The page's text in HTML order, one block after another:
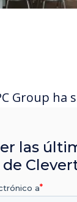
Group ha
al
CL Pro
de
XI
la nube
las
a